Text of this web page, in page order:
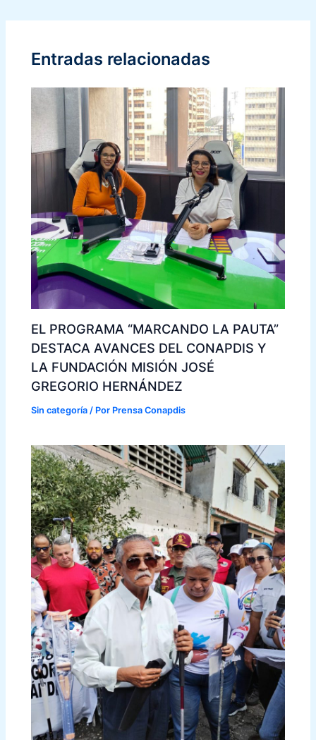
Entradas relacionadas
EL PROGRAMA “MARCANDO LA PAUTA”
DESTACA AVANCES DEL CONAPDIS Y
LA FUNDACIÓN MISIÓN JOSÉ
GREGORIO HERNÁNDEZ
Sin categoría / Por Prensa Conapdis